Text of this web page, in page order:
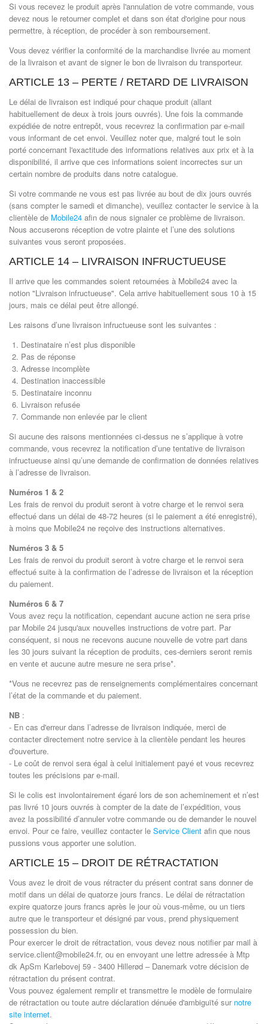
Si vous recevez le produit après l'annulation de votre commande, vous
devez nous le retourner complet et dans son état d'origine pour nous
permettre, à réception, de procéder à son remboursement.
Vous devez vérifier la conformité de la marchandise livrée au moment
de la livraison et avant de signer le bon de livraison du transporteur.
ARTICLE 13 – PERTE / RETARD DE LIVRAISON
Le délai de livraison est indiqué pour chaque produit (allant
habituellement de deux à trois jours ouvrés). Une fois la commande
expédiée de notre entrepôt, vous recevrez la confirmation par e-mail
vous informant de cet envoi. Veuillez noter que, malgré tout le soin
porté concernant l'exactitude des informations relatives aux prix et à la
disponibilité, il arrive que ces informations soient incorrectes sur un
certain nombre de produits dans notre catalogue.
Si votre commande ne vous est pas livrée au bout de dix jours ouvrés
(sans compter le samedi et dimanche), veuillez contacter le service à la
clientèle de Mobile24 afin de nous signaler ce problème de livraison.
Nous accuserons réception de votre plainte et l’une des solutions
suivantes vous seront proposées.
ARTICLE 14 – LIVRAISON INFRUCTUEUSE
Il arrive que les commandes soient retournées à Mobile24 avec la
notion "Livraison infructueuse". Cela arrive habituellement sous 10 à 15
jours, mais ce délai peut être allongé.
Les raisons d’une livraison infructueuse sont les suivantes :
Destinataire n’est plus disponible
Pas de réponse
Adresse incomplète
Destination inaccessible
Destinataire inconnu
Livraison refusée
Commande non enlevée par le client
Si aucune des raisons mentionnées ci-dessus ne s’applique à votre
commande, vous recevrez la notification d’une tentative de livraison
infructueuse ainsi qu’une demande de confirmation de données relatives
à l’adresse de livraison.
Numéros 1 & 2
Les frais de renvoi du produit seront à votre charge et le renvoi sera
effectué dans un délai de 48-72 heures (si le paiement a été enregistré),
à moins que Mobile24 ne reçoive des instructions alternatives.
Numéros 3 & 5
Les frais de renvoi du produit seront à votre charge et le renvoi sera
effectué suite à la confirmation de l’adresse de livraison et la réception
du paiement.
Numéros 6 & 7
Vous avez reçu la notification, cependant aucune action ne sera prise
par Mobile 24 jusqu'aux nouvelles instructions de votre part. Par
conséquent, si nous ne recevons aucune nouvelle de votre part dans
les 30 jours suivant la réception de produits, ces-derniers seront remis
en vente et aucune autre mesure ne sera prise*.
*Vous ne recevrez pas de renseignements complémentaires concernant
l’état de la commande et du paiement.
NB :
- En cas d'erreur dans l’adresse de livraison indiquée, merci de
contacter directement notre service à la clientèle pendant les heures
d'ouverture.
- Le coût de renvoi sera égal à celui initialement payé et vous recevrez
toutes les précisions par e-mail.
Si le colis est involontairement égaré lors de son acheminement et n’est
pas livré 10 jours ouvrés à compter de la date de l’expédition, vous
avez la possibilité d’annuler votre commande ou de demander le nouvel
envoi. Pour ce faire, veuillez contacter le Service Client afin que nous
pussions vous apporter une solution.
ARTICLE 15 – DROIT DE RÉTRACTATION
Vous avez le droit de vous rétracter du présent contrat sans donner de
motif dans un délai de quatorze jours francs. Le délai de rétractation
expire quatorze jours francs après le jour où vous-même, ou un tiers
autre que le transporteur et désigné par vous, prend physiquement
possession du bien.
Pour exercer le droit de rétractation, vous devez nous notifier par mail à
service.client@mobile24.fr, ou en envoyant une lettre adressée à Mtp
dk ApSm Karlebovej 59 - 3400 Hillerød – Danemark votre décision de
rétractation du présent contrat.
Vous pouvez également remplir et transmettre le modèle de formulaire
de rétractation ou toute autre déclaration dénuée d'ambiguïté sur notre
site internet.